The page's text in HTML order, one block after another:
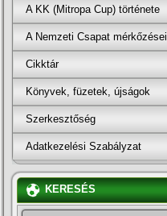
A KK (Mitropa Cup) története
A Nemzeti Csapat mérkőzései
Cikktár
Könyvek, füzetek, újságok
Szerkesztőség
Adatkezelési Szabályzat
KERESÉS